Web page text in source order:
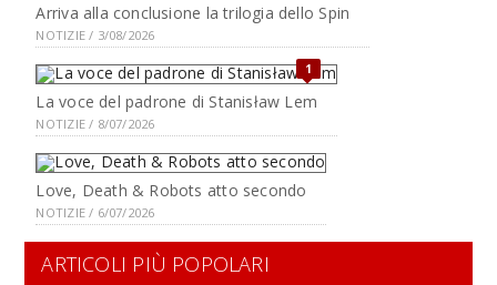
Arriva alla conclusione la trilogia dello Spin
NOTIZIE / 3/08/2026
1
La voce del padrone di Stanisław Lem
NOTIZIE / 8/07/2026
Love, Death & Robots atto secondo
NOTIZIE / 6/07/2026
ARTICOLI PIÙ POPOLARI